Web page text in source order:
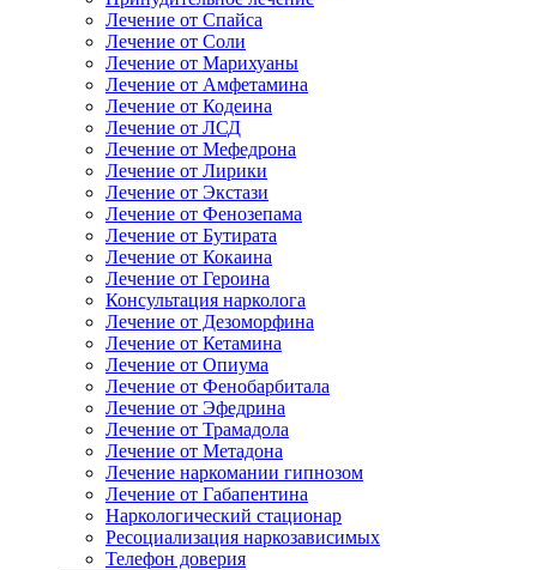
Лечение от Спайса
Лечение от Соли
Лечение от Марихуаны
Лечение от Амфетамина
Лечение от Кодеина
Лечение от ЛСД
Лечение от Мефедрона
Лечение от Лирики
Лечение от Экстази
Лечение от Фенозепама
Лечение от Бутирата
Лечение от Кокаина
Лечение от Героина
Консультация нарколога
Лечение от Дезоморфина
Лечение от Кетамина
Лечение от Опиума
Лечение от Фенобарбитала
Лечение от Эфедрина
Лечение от Трамадола
Лечение от Метадона
Лечение наркомании гипнозом
Лечение от Габапентина
Наркологический стационар
Ресоциализация наркозависимых
Телефон доверия